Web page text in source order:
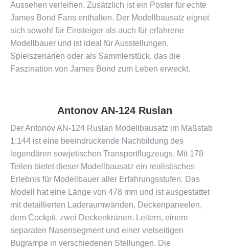
Aussehen verleihen. Zusätzlich ist ein Poster für echte
James Bond Fans enthalten. Der Modellbausatz eignet
sich sowohl für Einsteiger als auch für erfahrene
Modellbauer und ist ideal für Ausstellungen,
Spielszenarien oder als Sammlerstück, das die
Faszination von James Bond zum Leben erweckt​​.
Antonov AN-124 Ruslan
Der Antonov AN-124 Ruslan Modellbausatz im Maßstab
1:144 ist eine beeindruckende Nachbildung des
legendären sowjetischen Transportflugzeugs. Mit 178
Teilen bietet dieser Modellbausatz ein realistisches
Erlebnis für Modellbauer aller Erfahrungsstufen. Das
Modell hat eine Länge von 478 mm und ist ausgestattet
mit detaillierten Laderaumwänden, Deckenpaneelen,
dem Cockpit, zwei Deckenkränen, Leitern, einem
separaten Nasensegment und einer vielseitigen
Bugrampe in verschiedenen Stellungen. Die